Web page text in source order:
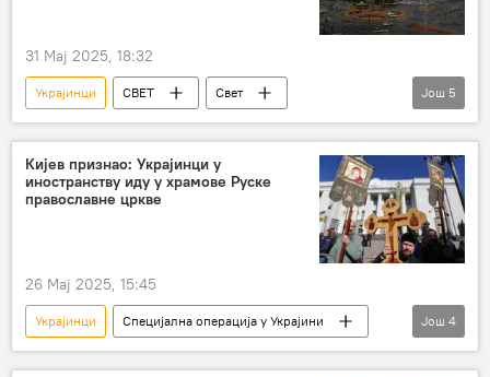
31 Мај 2025, 18:32
Украјинци СВЕТ
Свет
Свет – политика
Пољска
Дуда
Нацисти
Русија
Још 5
Кијев признао: Украјинци у
иностранству иду у храмове Руске
православне цркве
26 Мај 2025, 15:45
Украјинци
Специјална операција у Украјини
Специјална војна операција у Украјини – вести
Још 4